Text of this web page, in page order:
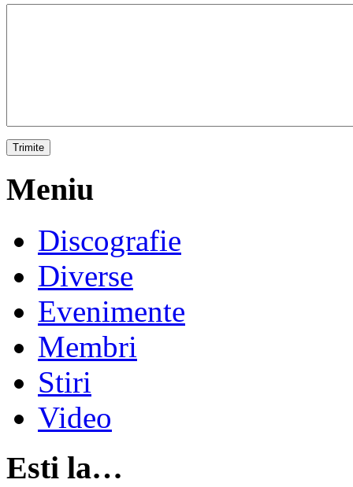
Meniu
Discografie
Diverse
Evenimente
Membri
Stiri
Video
Esti la…